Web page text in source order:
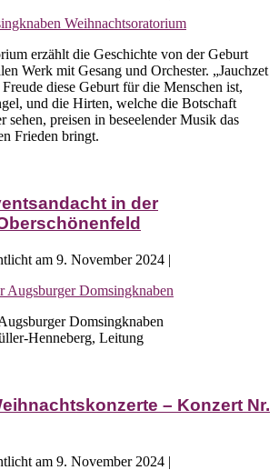
erzählt die Geschichte von der Geburt
Werk mit Gesang und Orchester. „Jauchzet
diese Geburt für die Menschen ist,
und die Hirten, welche die Botschaft
sehen, preisen in beseelender Musik das
Frieden bringt.
in der
am 9. November 2024 |
Domsingknaben
Henneberg, Leitung
– Konzert Nr.
am 9. November 2024 |